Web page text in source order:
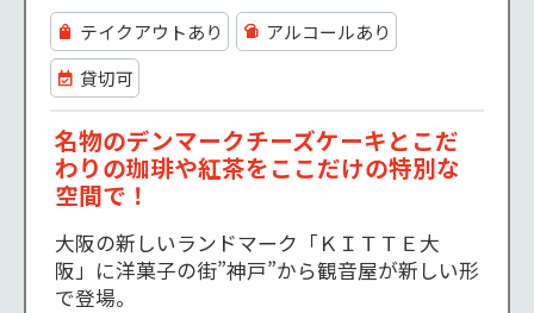
テイクアウトあり
アルコールあり
貸切可
名物のデンマークチーズケーキとこだ
わりの珈琲や紅茶をここだけの特別な
空間で！
大阪の新しいランドマーク「ＫＩＴＴＥ大
阪」に洋菓子の街”神戸”から観音屋が新しい形
で登場。